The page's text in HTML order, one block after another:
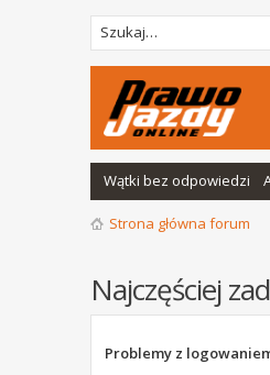
Wątki bez odpowiedzi
Strona główna forum
Najczęściej
Problemy z